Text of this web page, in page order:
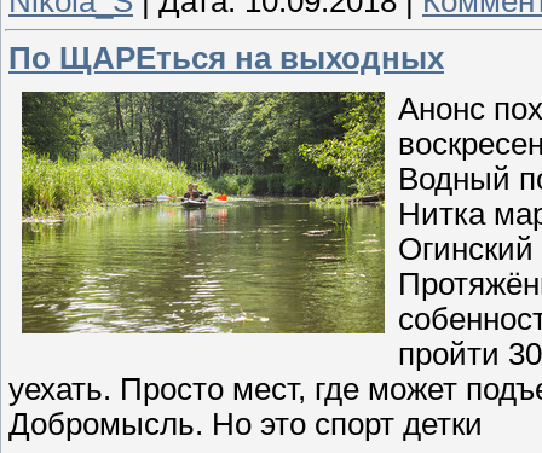
По ЩАРЕться на выходных
Анонс
Водный
Нитка
пройти
уехать. Просто мест, где может
Добромысль. Но это спорт детки